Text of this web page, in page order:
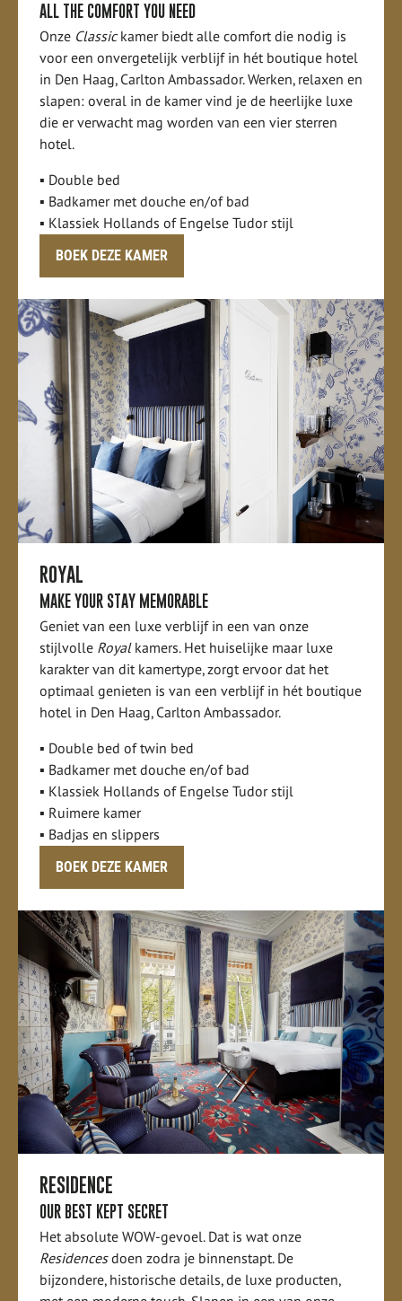
ALL THE COMFORT YOU NEED
Onze Classickamer biedt alle comfort die nodig is
voor een onvergetelijk verblijf in hét boutique hotel
in Den Haag, Carlton Ambassador. Werken, relaxen en
slapen: overal in de kamer vind je de heerlijke luxe
die er verwacht mag worden van een vier sterren
hotel.
▪ Double bed
▪ Badkamer met douche en/of bad
▪ Klassiek Hollands of Engelse Tudor stijl
BOEK DEZE KAMER
ROYAL
MAKE YOUR STAY MEMORABLE
Geniet van een luxe verblijf in een van onze
stijlvolle Royal kamers. Het huiselijke maar luxe
karakter van dit kamertype, zorgt ervoor dat het
optimaal genieten is van een verblijf in hét boutique
hotel in Den Haag, Carlton Ambassador.
▪ Double bed of twin bed
▪ Badkamer met douche en/of bad
▪ Klassiek Hollands of Engelse Tudor stijl
▪ Ruimere kamer
▪ Badjas en slippers
BOEK DEZE KAMER
RESIDENCE
OUR BEST KEPT SECRET
Het absolute WOW-gevoel. Dat is wat onze
Residencesdoen zodra je binnenstapt. De
bijzondere, historische details, de luxe producten,